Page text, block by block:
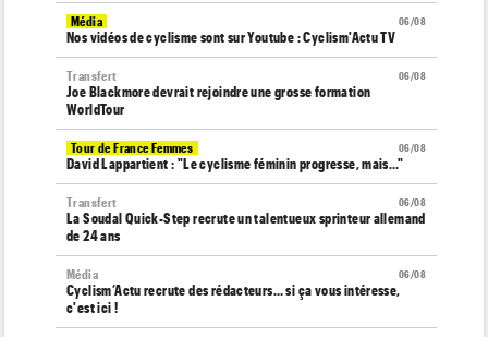
06/08
Média
Nos vidéos de cyclisme sont sur Youtube : Cyclism'Actu TV
06/08
Transfert
Joe Blackmore devrait rejoindre une grosse formation
WorldTour
06/08
Tour de France Femmes
David Lappartient : "Le cyclisme féminin progresse, mais…"
06/08
Transfert
La Soudal Quick-Step recrute un talentueux sprinteur allemand
de 24 ans
06/08
Média
Cyclism’Actu recrute des rédacteurs… si ça vous intéresse,
c'est ici !